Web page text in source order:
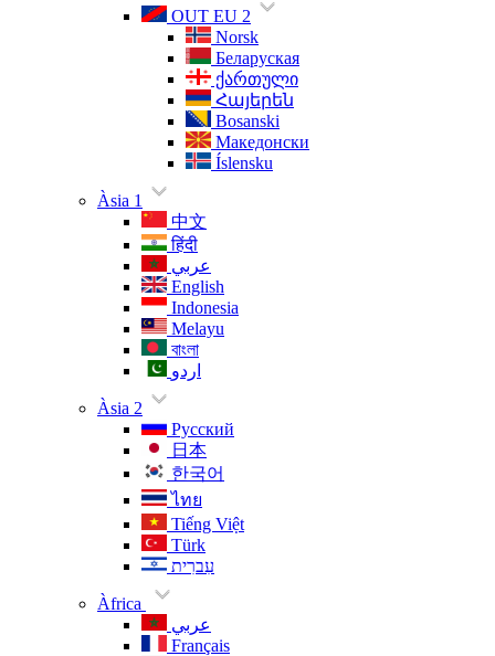
OUT EU 2
Norsk
Беларуская
ქართული
Հայերեն
Bosanski
Македонски
Íslensku
Àsia 1
中文
हिंदी
عربي
English
Indonesia
Melayu
বাংলা
اردو
Àsia 2
Русский
日本
한국어
ไทย
Tiếng Việt
Türk
עִברִית
Àfrica
عربي
Français